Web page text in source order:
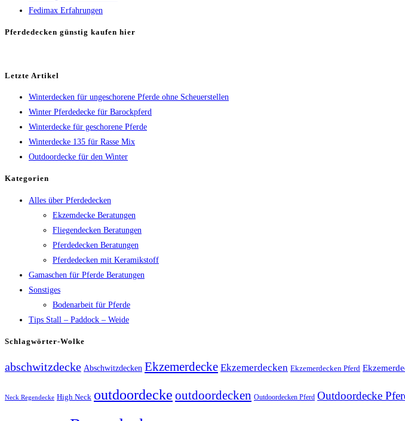
Fedimax Erfahrungen
Pferdedecken günstig kaufen hier
Letzte Artikel
Winterdecken für ungeschorene Pferde ohne Scheuerstellen
Winter Pferdedecke für Barockpferd
Winterdecke für geschorene Pferde
Winterdecke 135 für Rasse Mix
Outdoordecke für den Winter
Kategorien
Alles über Pferdedecken
Ekzemdecke Beratungen
Fliegendecken Beratungen
Pferdedecken Beratungen
Pferdedecken mit Keramikstoff
Gamaschen für Pferde Beratungen
Sonstiges
Bodenarbeit für Pferde
Tips Stall – Paddock – Weide
Schlagwörter-Wolke
abschwitzdecke Abschwitzdecken Ekzemerdecke Ekzemerdecken Ekzemerdecken Pferd
Neck Regendecke High Neck outdoordecke outdoordecken Outdoordecken Pferd Outdoordecke